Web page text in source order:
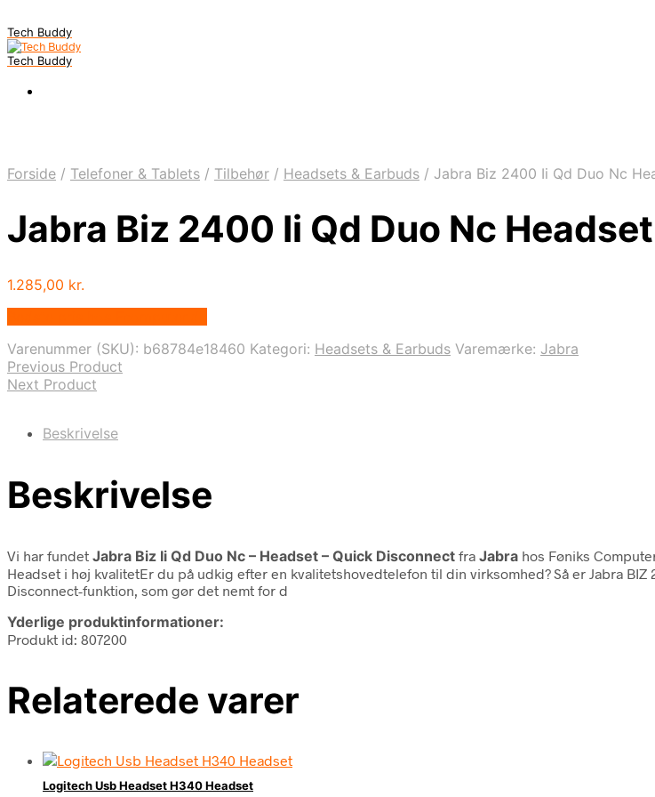
Tech Buddy
Tech Buddy
Forside / Telefoner & Tablets / Tilbehør / Headsets & Earbuds / Jabra Biz 2400 Ii Qd Duo Nc
Jabra Biz 2400 Ii Qd Duo Nc
1.285,00 kr.
Varenummer (SKU): b68784e18460 Kategori: Headsets & Earbuds Varemærke: Jabra
Previous Product
Next Product
Beskrivelse
Beskrivelse
Vi har fundet Jabra Biz Ii Qd Duo Nc – Headset – Quick Disconnect fra Jabra hos Føniks
Headset i høj kvalitetEr du på udkig efter en kvalitetshovedtelefon til din virksomhed? Så er Jabra
Disconnect-funktion, som gør det nemt for d
Yderlige produktinformationer:
Produkt id: 807200
Relaterede varer
Logitech Usb Headset H340 Headset